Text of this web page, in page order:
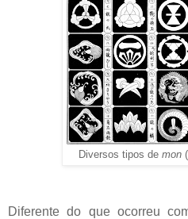
Diversos tipos de mon
Diferente do que ocorreu